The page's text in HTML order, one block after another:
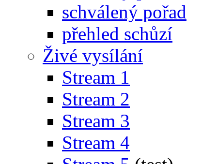
schválený pořad
přehled schůzí
Živé vysílání
Stream 1
Stream 2
Stream 3
Stream 4